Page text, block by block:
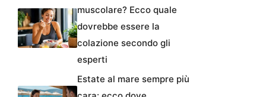
muscolare? Ecco quale
dovrebbe essere la
colazione secondo gli
esperti
Estate al mare sempre più